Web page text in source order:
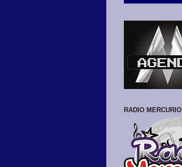
RADIO MERCURIO